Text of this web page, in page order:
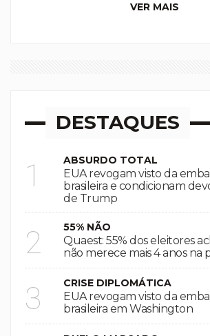
VER MAIS
DESTAQUES
1 ABSURDO TOTAL
EUA revogam visto da
brasileira e condicionam
de Trump
2 55% NÃO
Quaest: 55% dos eleitores
não merece mais 4 anos na
3 CRISE DIPLOMÁTICA
EUA revogam visto da
brasileira em Washington